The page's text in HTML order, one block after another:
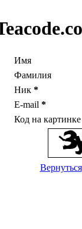
Имя
Фамилия
Ник *
E-mail *
Код на
Вернуться